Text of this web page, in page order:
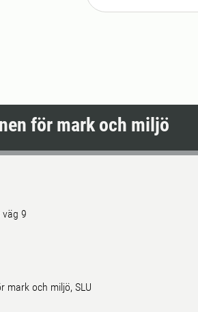
för mark och miljö
väg 9
mark och miljö, SLU